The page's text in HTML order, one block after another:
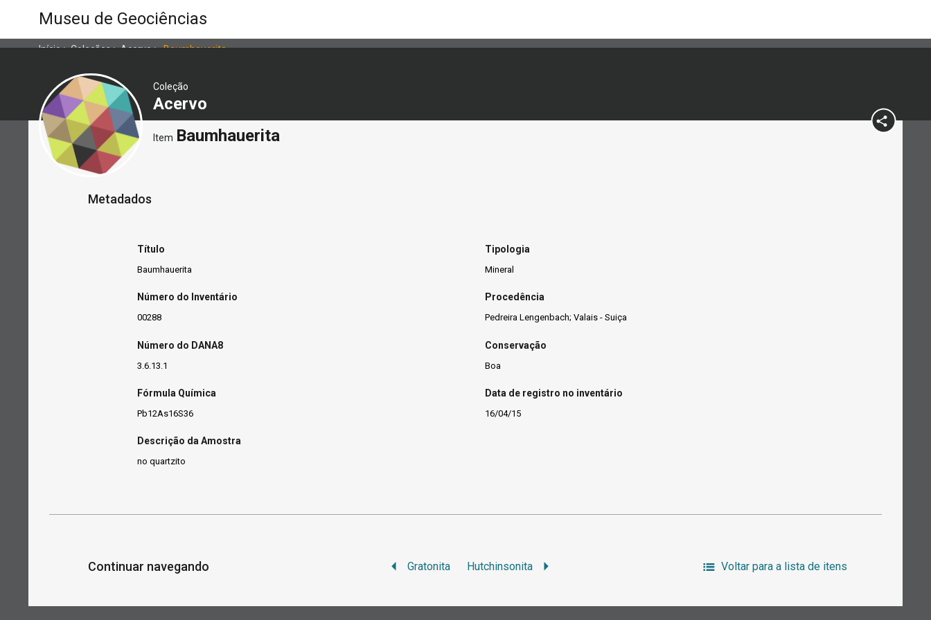
Museu de Geociências
Início>Coleções>Acervo>Baumhauerita
Coleção
Acervo
Item Baumhauerita
Metadados
Título
Baumhauerita
Número do Inventário
00288
Número do DANA8
3.6.13.1
Fórmula Química
Pb12As16S36
Descrição da Amostra
no quartzito
Tipologia
Mineral
Procedência
Pedreira Lengenbach; Valais - Suiça
Conservação
Boa
Data de registro no inventário
16/04/15
Continuar navegando Gratonita Hutchinsonita Voltar para a lista de itens